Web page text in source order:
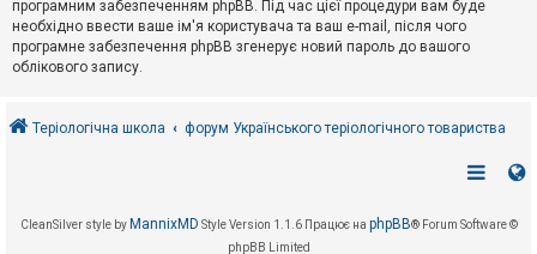
програмним забезпеченням phpBB. Під час цієї процедури вам буде
необхідно ввести ваше ім'я користувача та ваш e-mail, після чого
програмне забезпечення phpBB згенерує новий пароль до вашого
облікового запису.
Теріологічна школа форум Українського теріологічного товариства
CleanSilver style by MannixMD Style Version 1.1.6 Працює на phpBB® Forum Software ©
phpBB Limited